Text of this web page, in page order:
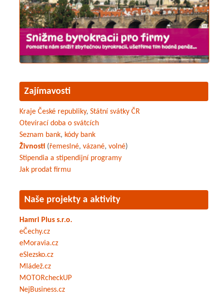
Zajímavosti
Kraje České republiky, Státní svátky ČR
Otevírací doba o svátcích
Seznam bank, kódy bank
Živnosti (řemeslné, vázané, volné)
Stipendia a stipendijní programy
Jak prodat firmu
Naše projekty a aktivity
Hamri Plus s.r.o.
eČechy.cz
eMoravia.cz
eSlezsko.cz
Mládež.cz
MOTORcheckUP
NejBusiness.cz